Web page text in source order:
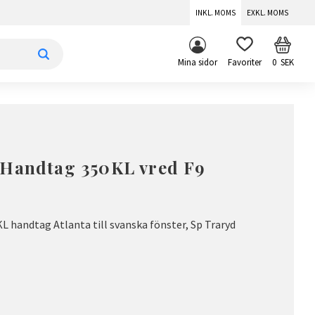
INKL. MOMS EXKL. MOMS
Mina sidor FAVORITER 0SEK
350KL vred F9
handtag Atlanta till svanska fönster, Sp Traryd